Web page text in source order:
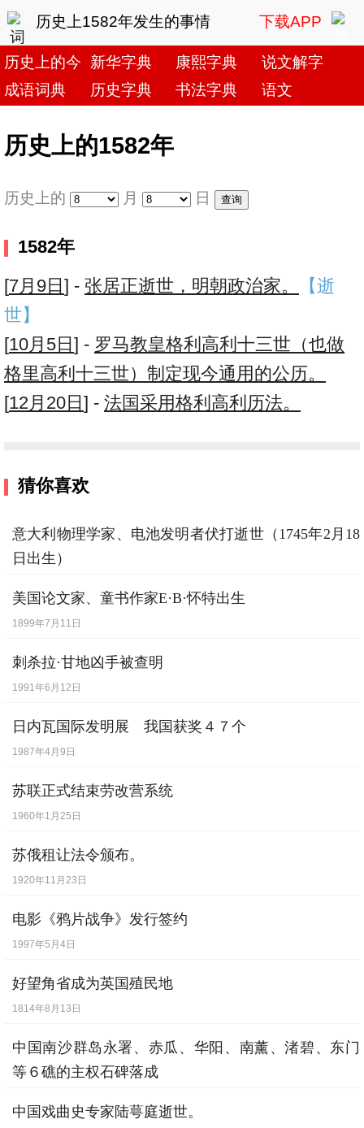
历史上1582年发生的事情 下载APP
历史上的今天新华字典 康熙字典
说文解字
成语词典
历史字典 书法字典 语文
历史上的1582年
历史上的 月 日
1582年
[7月9日 ] - 张居正逝世，明朝政治家。
【逝
世】
[10月5日 ] - 罗马教皇格利高利十三世（也做
格里高利十三世）制定现今通用的公历。
[12月20日 ] - 法国采用格利高利历法。
猜你喜欢
意大利物理学家、电池发明者伏打逝世（1745年2月18
日出生）
美国论文家、童书作家E·B·怀特出生
1899年7月11日
刺杀拉·甘地凶手被查明
1991年6月12日
日内瓦国际发明展 我国获奖４７个
1987年4月9日
苏联正式结束劳改营系统
1960年1月25日
苏俄租让法令颁布。
1920年11月23日
电影《鸦片战争》发行签约
1997年5月4日
好望角省成为英国殖民地
1814年8月13日
中国南沙群岛永署、赤瓜、华阳、南薰、渚碧、东门
等６礁的主权石碑落成
中国戏曲史专家陆萼庭逝世。